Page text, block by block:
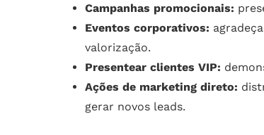
Campanhas promocionais:
Eventos corporativos:
valorização.
Presentear clientes VIP:
Ações de marketing direto:
gerar novos leads.